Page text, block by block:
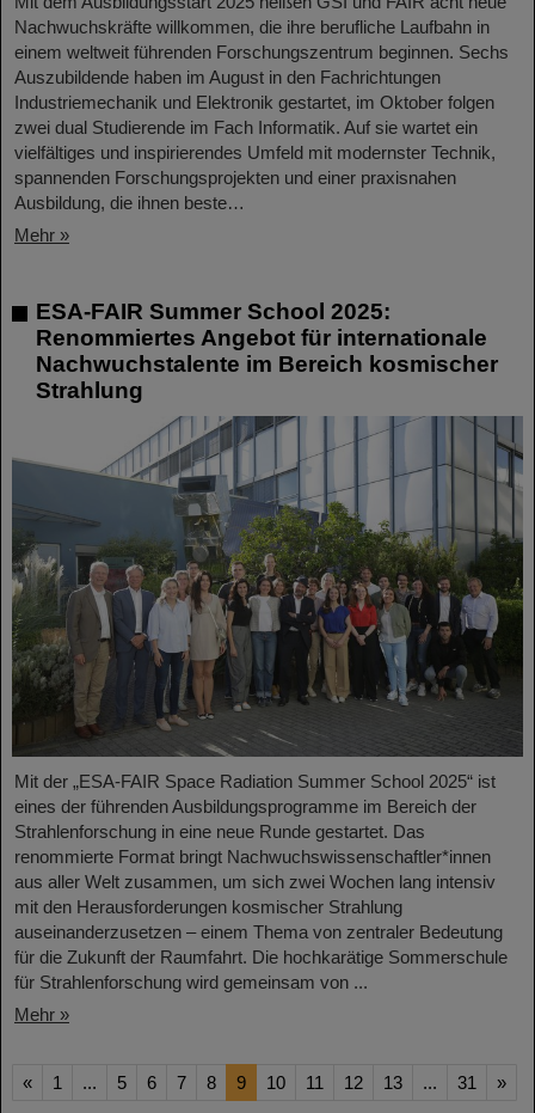
Nachwuchskräfte willkommen, die ihre berufliche Laufbahn in
einem weltweit führenden Forschungszentrum beginnen. Sechs
Auszubildende haben im August in den Fachrichtungen
Industriemechanik und Elektronik gestartet, im Oktober folgen
zwei dual Studierende im Fach Informatik. Auf sie wartet ein
vielfältiges und inspirierendes Umfeld mit modernster Technik,
spannenden Forschungsprojekten und einer praxisnahen
Ausbildung, die ihnen beste…
Mehr »
ESA-FAIR Summer School 2025:
Renommiertes Angebot für internationale
Nachwuchstalente im Bereich kosmischer
Strahlung
Mit der „ESA-FAIR Space Radiation Summer School 2025“ ist
eines der führenden Ausbildungsprogramme im Bereich der
Strahlenforschung in eine neue Runde gestartet. Das
renommierte Format bringt Nachwuchswissenschaftler*innen
aus aller Welt zusammen, um sich zwei Wochen lang intensiv
mit den Herausforderungen kosmischer Strahlung
auseinanderzusetzen – einem Thema von zentraler Bedeutung
für die Zukunft der Raumfahrt. Die hochkarätige Sommerschule
für Strahlenforschung wird gemeinsam von ...
Mehr »
« 1 ... 5 6 7 8 9 10 11 12 13 ... 31 »